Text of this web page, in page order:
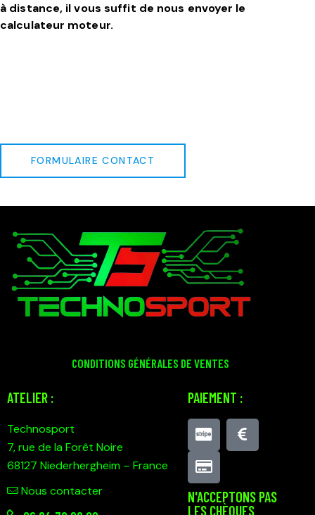
à distance, il vous suffit de nous envoyer le
calculateur moteur.
FORMULAIRE CONTACT
CONDITIONS GÉNÉRALES DE VENTES
ATELIER :
Technosport
7, rue de la Forêt Noire
68127 Niederhergheim – France
Nous contacter
PAIEMENT :
N'ACCEPTONS PAS
LES CHÈQUES